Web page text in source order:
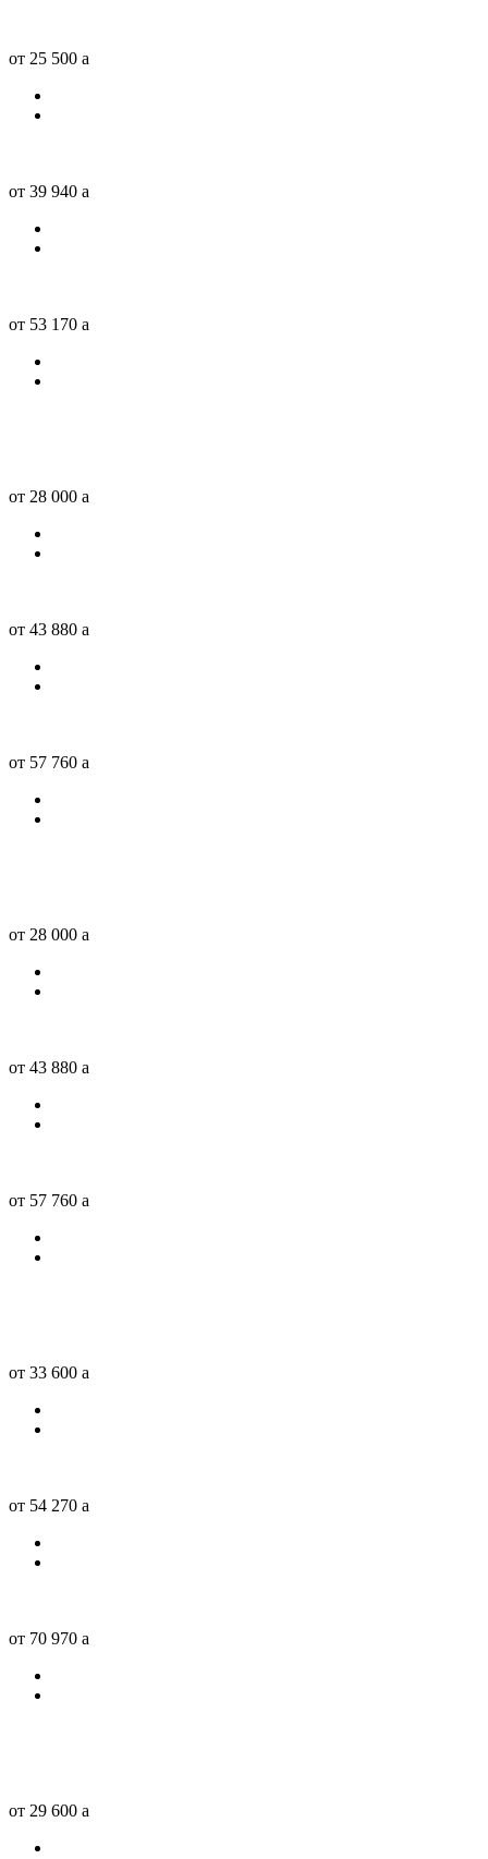
от 25 500 a
от 39 940 a
от 53 170 a
от 28 000 a
от 43 880 a
от 57 760 a
от 28 000 a
от 43 880 a
от 57 760 a
от 33 600 a
от 54 270 a
от 70 970 a
от 29 600 a